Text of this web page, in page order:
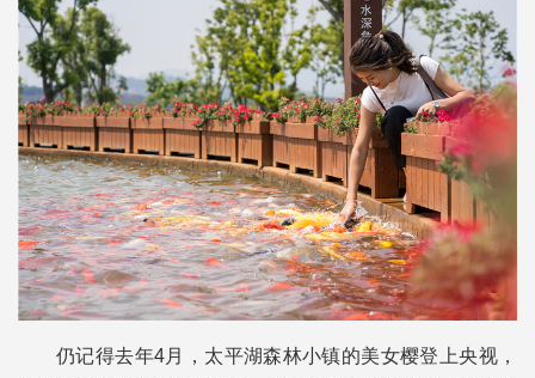
仍记得去年4月，太平湖森林小镇的美女樱登上央视，